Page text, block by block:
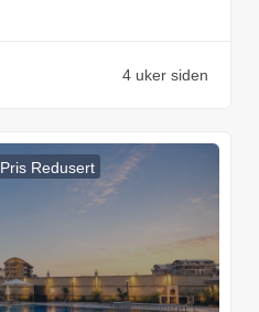
4 uker siden
Pris Redusert